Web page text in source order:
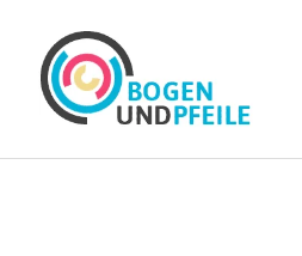
Inhalt
springen